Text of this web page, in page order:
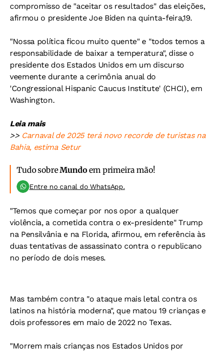
compromisso de "aceitar os resultados" das eleições,
afirmou o presidente Joe Biden na quinta-feira,19.
"Nossa política ficou muito quente" e "todos temos a
responsabilidade de baixar a temperatura", disse o
presidente dos Estados Unidos em um discurso
veemente durante a cerimônia anual do
'Congressional Hispanic Caucus Institute' (CHCI), em
Washington.
Leia mais
>> Carnaval de 2025 terá novo recorde de turistas na
Bahia, estima Setur
Tudo sobreMundo em primeira mão!
Entre no canal do WhatsApp.
"Temos que começar por nos opor a qualquer
violência, a cometida contra o ex-presidente" Trump
na Pensilvânia e na Florida, afirmou, em referência às
duas tentativas de assassinato contra o republicano
no período de dois meses.
Mas também contra "o ataque mais letal contra os
latinos na história moderna", que matou 19 crianças e
dois professores em maio de 2022 no Texas.
"Morrem mais crianças nos Estados Unidos por